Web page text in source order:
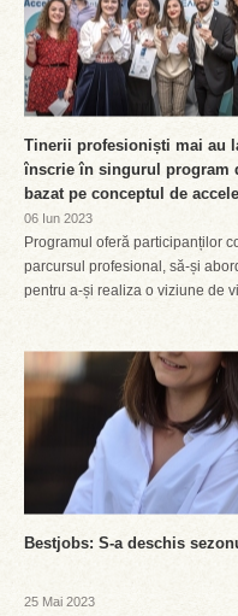
Tinerii profesioniști mai au
înscrie în singurul program
bazat pe conceptul de
06 Iun 2023
Programul oferă participanților
parcursul profesional, să-și
pentru a-și realiza o viziune de
Bestjobs: S-a deschis
25 Mai 2023